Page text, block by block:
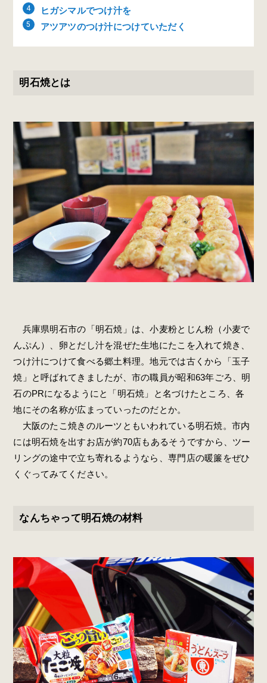
ヒガシマルでつけ汁を
アツアツのつけ汁につけていただく
明石焼とは
兵庫県明石市の「明石焼」は、小麦粉とじん粉（小麦で
んぷん）、卵とだし汁を混ぜた生地にたこを入れて焼き、
つけ汁につけて食べる郷土料理。地元では古くから「玉子
焼」と呼ばれてきましたが、市の職員が昭和63年ごろ、明
石のPRになるようにと「明石焼」と名づけたところ、各
地にその名称が広まっていったのだとか。
大阪のたこ焼きのルーツともいわれている明石焼。市内
には明石焼を出すお店が約70店もあるそうですから、ツー
リングの途中で立ち寄れるようなら、専門店の暖簾をぜひ
くぐってみてください。
なんちゃって明石焼の材料